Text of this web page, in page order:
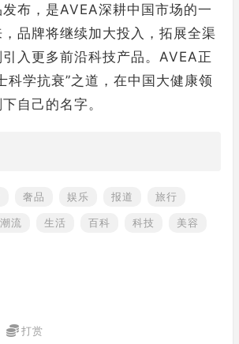
布，是AVEA深耕中国市场的一
品牌将继续加大投入，拓展全渠
入更多前沿科技产品。AVEA正
科学抗衰”之道，在中国大健康领
自己的名字。
奢品 娱乐 报道 旅行
潮流 生活 百科 科技 美容
打赏